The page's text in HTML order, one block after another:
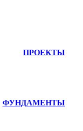
ПРОЕКТЫ
ФУНДАМЕНТЫ